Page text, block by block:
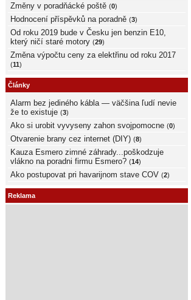
Změny v poradňácké poště (0)
Hodnocení příspěvků na poradně (3)
Od roku 2019 bude v Česku jen benzin E10,
který ničí staré motory (29)
Změna výpočtu ceny za elektřinu od roku 2017
(11)
Články
Alarm bez jediného kábla — väčšina ľudí nevie
že to existuje (3)
Ako si urobit vyvyseny zahon svojpomocne (0)
Otvarenie brany cez internet (DIY) (8)
Kauza Esmero zimné záhrady...poškodzuje
vlákno na poradni firmu Esmero? (14)
Ako postupovat pri havarijnom stave COV (2)
Reklama